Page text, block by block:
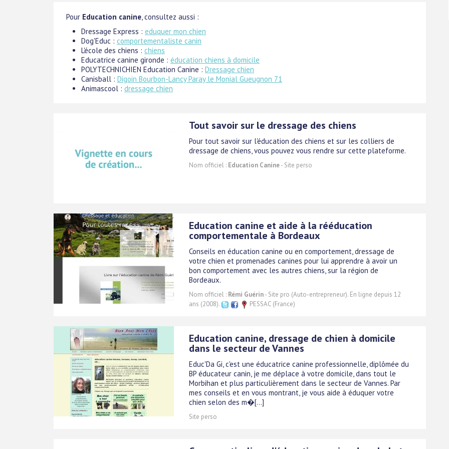
Pour Education canine , consultez aussi :
Dressage Express : eduquer mon chien
Dog'Educ : comportementaliste canin
L'école des chiens : chiens
Educatrice canine gironde : éducation chiens à domicile
POLYTECHNICHIEN Education Canine : Dressage chien
Canisball : Digoin Bourbon-Lancy Paray le Monial Gueugnon 71
Animascool : dressage chien
Tout savoir sur le dressage des chiens
Pour tout savoir sur l'éducation des chiens et sur les colliers de
dressage de chiens, vous pouvez vous rendre sur cette plateforme.
Nom officiel : Education Canine- Site perso
Education canine et aide à la rééducation
comportementale à Bordeaux
Conseils en éducation canine ou en comportement, dressage de
votre chien et promenades canines pour lui apprendre à avoir un
bon comportement avec les autres chiens, sur la région de
Bordeaux.
Nom officiel : Rémi Guérin- Site pro (Auto-entrepreneur). En ligne depuis 12
ans (2008).
PESSAC (France)
Education canine, dressage de chien à domicile
dans le secteur de Vannes
Educ'Da Gi, c'est une éducatrice canine professionnelle, diplômée du
BP éducateur canin, je me déplace à votre domicile, dans tout le
Morbihan et plus particulièrement dans le secteur de Vannes. Par
mes conseils et en vous montrant, je vous aide à éduquer votre
chien selon des m�[...]
Site perso